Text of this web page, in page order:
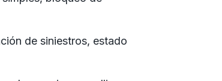
de siniestros, estado